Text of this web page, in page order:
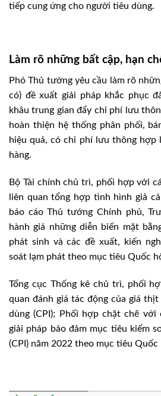
tiếp cung ứng cho người tiêu dùng.
Làm rõ những bất cập, hạn
Phó Thủ tướng yêu cầu làm rõ
có) đề xuất giải pháp khắc phục
khâu trung gian đẩy chi phí lưu
hoàn thiện hệ thống phân phối,
hiệu quả, có chi phí lưu thông hợp
hàng.
Bộ Tài chính chủ trì, phối hợp với
liên quan tổng hợp tình hình giả
báo cáo Thủ tướng Chính phủ,
hành giá những diễn biến mặt
phát sinh và các đề xuất, kiến
soát lạm phát theo mục tiêu Quốc
Tổng cục Thống kê chủ trì, phối
quan đánh giá tác động của giá
dùng (CPI); Phối hợp chặt chẽ
giải pháp bảo đảm mục tiêu kiểm
(CPI) năm 2022 theo mục tiêu